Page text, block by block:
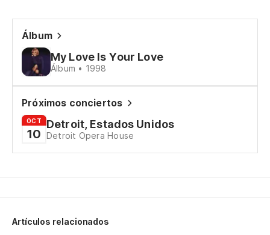
Álbum
My Love Is Your Love
Álbum • 1998
Próximos conciertos
OCT
10
Detroit, Estados Unidos
Detroit Opera House
Artículos relacionados